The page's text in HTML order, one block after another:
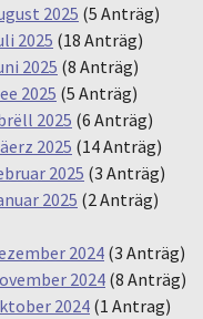
2025 (5 Anträg)
2025 (18 Anträg)
2025 (8 Anträg)
2025 (5 Anträg)
2025 (6 Anträg)
2025 (14 Anträg)
2025 (3 Anträg)
2025 (2 Anträg)
2024 (3 Anträg)
2024 (8 Anträg)
2024 (1 Antrag)